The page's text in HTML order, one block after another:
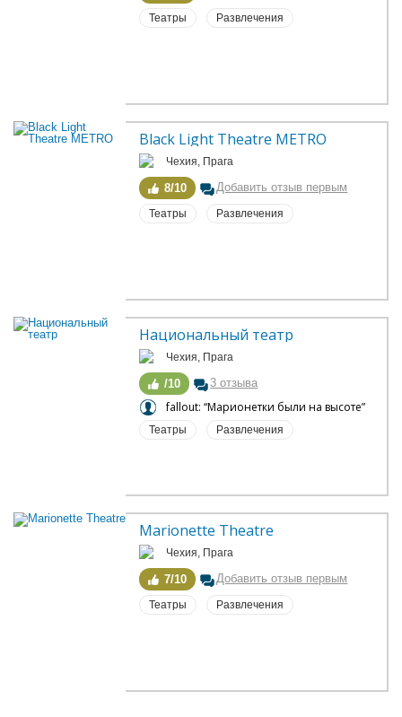
Театры Развлечения
Black Light Theatre METRO
Чехия, Прага
8/10 Добавить отзыв первым
Театры Развлечения
Национальный театр
Чехия, Прага
/10 3 отзыва
fallout: “Марионетки были на высоте”
Театры Развлечения
Marionette Theatre
Чехия, Прага
7/10 Добавить отзыв первым
Театры Развлечения